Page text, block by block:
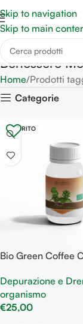
Skip to navigation
Skip to main
Benessere
Home Prodotti
Categorie
ESAURITO
Bio Green Coffee
metabolismo
Depurazione e
organismo
€25,00